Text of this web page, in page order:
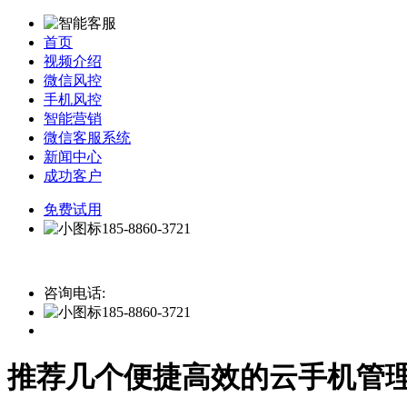
首页
视频介绍
微信风控
手机风控
智能营销
微信客服系统
新闻中心
成功客户
免费试用
185-8860-3721
咨询电话:
185-8860-3721
推荐几个便捷高效的云手机管